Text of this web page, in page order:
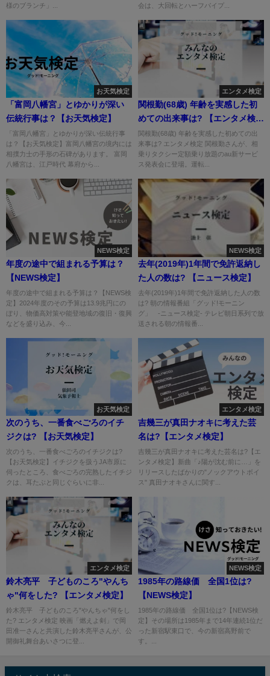
様のブランチ」...
会は、大回転とハーフパイプ...
お天気検定
「富岡八幡宮」とゆかりが深い
伝統行事は？【お天気検定】
「富岡八幡宮」とゆかりが深い伝統行事
は？【お天気検定】富岡八幡宮の境内には
相撲力士の手形の石碑があります。 富岡
八幡宮は、江戸時代 幕府から...
エンタメ検定
関根勤(68歳) 年齢を実感した初
めての出来事は? 【エンタメ検
定】
関根勤(68歳) 年齢を実感した初めての出
来事は? エンタメ検定 関根勤さんが、相
乗りタクシー定額乗り放題のau新サービ
ス発表会に登場。運転...
NEWS検定
年度の途中で組まれる予算は？
【NEWS検定】
年度の途中で組まれる予算は？【NEWS検
定】2024年度のその予算は13.9兆円にの
ぼり、物価高対策や能登地域の復旧・復興
などを盛り込み、今...
NEWS検定
去年(2019年)1年間で免許返納し
た人の数は? 【ニュース検定】
去年(2019年)1年間で免許返納した人の数
は? 朝の情報番組「グッド!モーニン
グ」 -ニュース検定- テレビ朝日系列で放
送される朝の情報番...
お天気検定
次のうち、一番食べごろのイチ
ジクは? 【お天気検定】
次のうち、一番食べごろのイチジクは?
【お天気検定】イチジクを扱うJA市原に
伺ったところ、食べごろの完熟したイチジ
クは、耳たぶと同じぐらいに非...
エンタメ検定
吉幾三が真田ナオキに考えた芸
名は?【エンタメ検定】
吉幾三が真田ナオキに考えた芸名は?【エ
ンタメ検定】新曲「♪陽が沈む前に…」を
リリースしたばかりの"ノックアウトボイ
ス" 真田ナオキさんに関す...
エンタメ検定
鈴木亮平 子どものころ"やんち
ゃ"何をした? 【エンタメ検定】
鈴木亮平 子どものころ"やんちゃ"何をし
た? エンタメ検定 映画「燃えよ剣」で岡
田准一さんと共演した鈴木亮平さんが、公
開御礼舞台あいさつに登...
NEWS検定
1985年の路線価 全国1位は?
【NEWS検定】
1985年の路線価 全国1位は?【NEWS検
定】その場所は1985年まで14年連続1位だ
った新宿駅東口で、今の新宿高野前で
す。...